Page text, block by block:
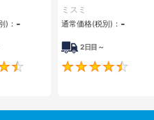
)： -
4.5
プ
ミスミ
通常価格(税別)： -
2日目～